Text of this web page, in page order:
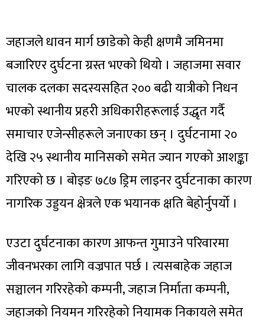
जहाजले धावन मार्ग छाडेको केही क्षणमै जमिनमा
बजारिएर दुर्घटना ग्रस्त भएको थियो । जहाजमा सवार
चालक दलका सदस्यसहित २०० बढी यात्रीको निधन
भएको स्थानीय प्रहरी अधिकारीहरूलाई उद्धृत गर्दै
समाचार एजेन्सीहरूले जनाएका छन् । दुर्घटनामा २०
देखि २५ स्थानीय मानिसको समेत ज्यान गएको आशङ्का
गरिएको छ । बोइङ ७८७ ड्रिम लाइनर दुर्घटनाका कारण
नागरिक उड्डयन क्षेत्रले एक भयानक क्षति बेहोर्नुपर्यो ।
एउटा दुर्घटनाका कारण आफन्त गुमाउने परिवारमा
जीवनभरका लागि वज्रपात पर्छ । त्यसबाहेक जहाज
सञ्चालन गरिरहेको कम्पनी, जहाज निर्माता कम्पनी,
जहाजको नियमन गरिरहेको नियामक निकायले समेत